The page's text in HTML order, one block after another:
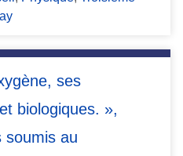
ses
biologiques. »,
soumis au